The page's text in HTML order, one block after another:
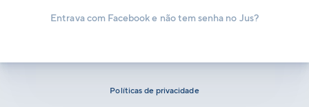
Entrava com Facebook e não tem senha no Jus?
Políticas de privacidade